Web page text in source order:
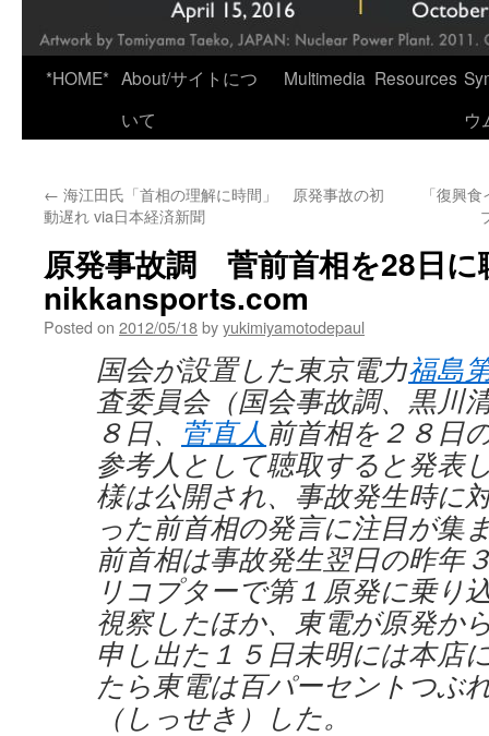
*HOME* About/サイトにつ
いて
Multimedia Resources
ウ
← 海江田氏「首相の理解に時間」 原発事故の初
動遅れ via日本経済新聞
「復興
原発事故調 菅前首相を28日に
nikkansports.com
Posted on 2012/05/18byyukimiyamotodepaul
国会が設置した東京電力福島
査委員会（国会事故調、黒川
８日、 菅直人 前首相を２８日
参考人として聴取すると発表
様は公開され、事故発生時に
った前首相の発言に注目が集
前首相は事故発生翌日の昨年
リコプターで第１原発に乗り
視察したほか、東電が原発か
申し出た１５日未明には本店
たら東電は百パーセントつぶ
（しっせき）した。